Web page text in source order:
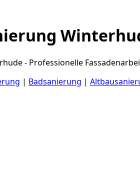
- Professionelle
| Badsanierung |